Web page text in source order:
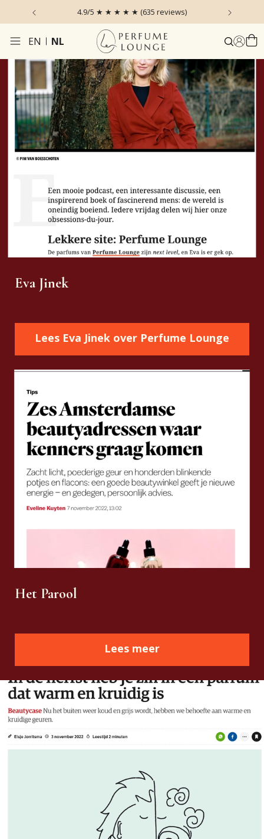
4.9/5 ★ ★ ★ ★ ★ (635 reviews)
EN NL
Eva Jinek
Lees Eva Jinek over Perfume Lounge
Het Parool
Lees meer